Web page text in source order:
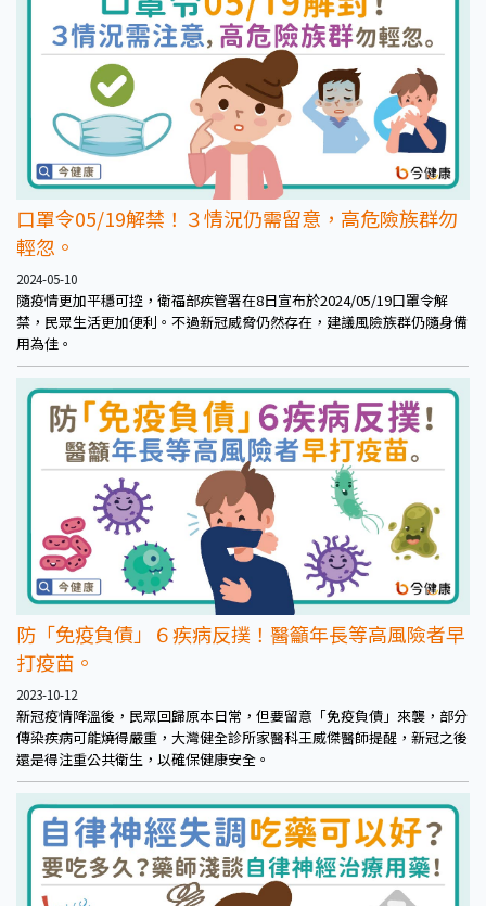
口罩令05/19解禁！３情況仍需留意，高危險族群勿
輕忽。
2024-05-10
隨疫情更加平穩可控，衛福部疾管署在8日宣布於2024/05/19口罩令解
禁，民眾生活更加便利。不過新冠威脅仍然存在，建議風險族群仍隨身備
用為佳。
防「免疫負債」６疾病反撲！醫籲年長等高風險者早
打疫苗。
2023-10-12
新冠疫情降溫後，民眾回歸原本日常，但要留意「免疫負債」來襲，部分
傳染疾病可能燒得嚴重，大灣健全診所家醫科王威傑醫師提醒，新冠之後
還是得注重公共衛生，以確保健康安全。